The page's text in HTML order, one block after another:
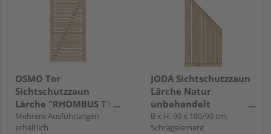
OSMO Tor
Sichtschutzzaun
Lärche "RHOMBUS TYP
A"
Mehrere Ausführungen
erhältlich
JODA Sichtschutzzaun
Lärche Natur
unbehandelt
"Faaborg"
B x H: 90 x 180/90 cm,
Schrägelement